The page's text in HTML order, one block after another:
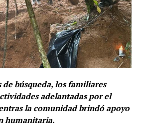
búsqueda, los familiares
adelantadas por el
la comunidad brindó apoyo
humanitaria.